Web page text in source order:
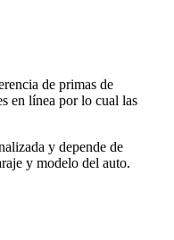
de primas de
en línea por lo cual las
y depende de
y modelo del auto.